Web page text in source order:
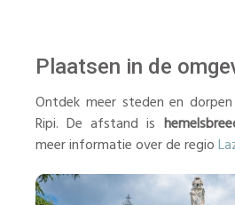
Plaatsen in de
Ontdek meer steden en
Ripi. De afstand is
meer informatie over de regio